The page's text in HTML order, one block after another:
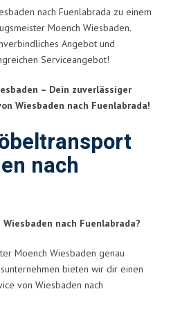
nach Fuenlabrada zu einem
Moench Wiesbaden.
Angebot und
Serviceangebot!
– Dein zuverlässiger
Wiesbaden nach Fuenlabrada!
nach
nach Fuenlabrada?
Moench Wiesbaden genau
bieten wir dir einen
von Wiesbaden nach